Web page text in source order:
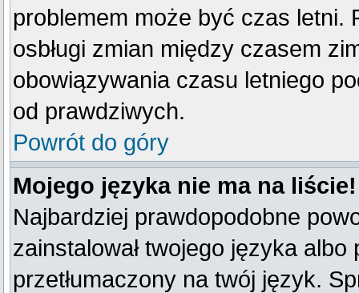
problemem może być czas letni.
osbługi zmian między czasem
obowiązywania czasu letniego
od prawdziwych.
Powrót do góry
Mojego języka nie ma na liście!
Najbardziej prawdopodobne
zainstalował twojego języka
przetłumaczony na twój język.